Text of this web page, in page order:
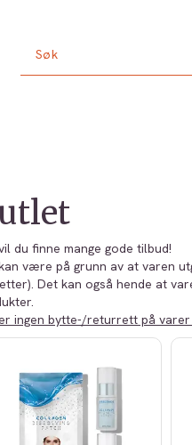
du finne mange gode tilbud!
være på grunn av at varen
Det kan også hende at
ingen bytte-/returrett på varer